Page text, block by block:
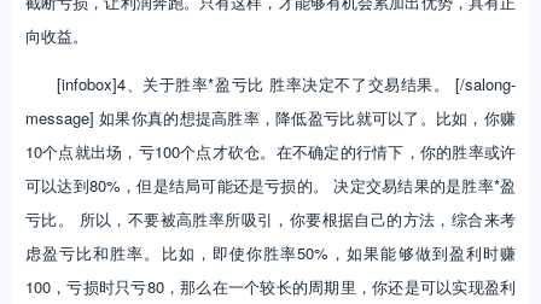
向收益。
[infobox]4、关于胜率*盈亏比 胜率决定不了交易结果。 [/salong-
message] 如果你真的想提高胜率，降低盈亏比就可以了。比如，你赚
10个点就出场，亏100个点才砍仓。在不确定的行情下，你的胜率或许
可以达到80%，但是结局可能还是亏损的。 决定交易结果的是胜率*盈
亏比。 所以，不要被高胜率所吸引，你要根据自己的方法，综合来考
虑盈亏比和胜率。比如，即使你胜率50%，如果能够做到盈利时赚
100，亏损时只亏80，那么在一个较长的周期里，你还是可以实现盈利